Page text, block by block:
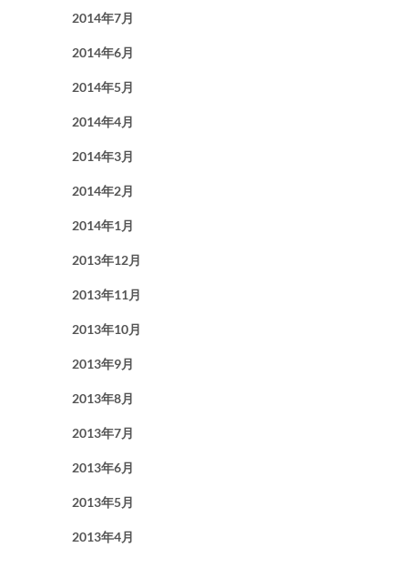
2014年7月
2014年6月
2014年5月
2014年4月
2014年3月
2014年2月
2014年1月
2013年12月
2013年11月
2013年10月
2013年9月
2013年8月
2013年7月
2013年6月
2013年5月
2013年4月